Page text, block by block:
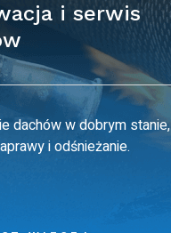
i serwis
dachów w dobrym stanie,
i odśnieżanie.